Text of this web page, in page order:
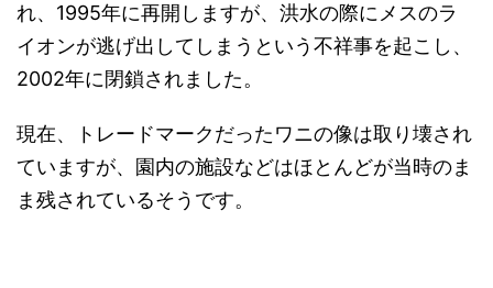
れ、1995年に再開しますが、洪水の際にメスのラ
イオンが逃げ出してしまうという不祥事を起こし、
2002年に閉鎖されました。
現在、トレードマークだったワニの像は取り壊され
ていますが、園内の施設などはほとんどが当時のま
ま残されているそうです。